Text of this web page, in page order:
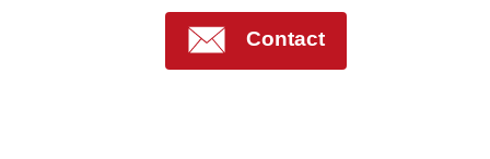
Contact